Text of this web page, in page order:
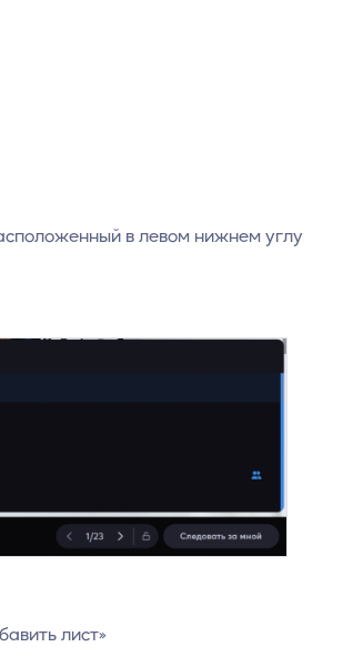
в левом нижнем углу
лист»